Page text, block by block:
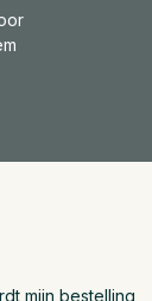
mijn bestelling